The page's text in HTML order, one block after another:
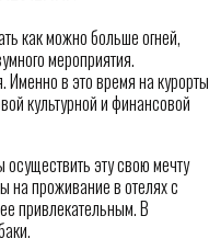
как можно больше огней,
мероприятия.
в это время на курорты
культурной и финансовой
эту свою мечту
на проживание в отелях с
привлекательным. В